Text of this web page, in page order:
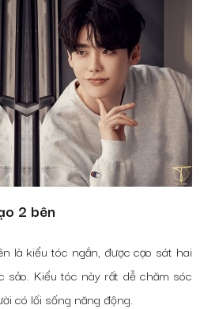
2 bên
là kiểu tóc ngắn, được cạo sát hai
sảo. Kiểu tóc này rất dễ chăm sóc
có lối sống năng động.